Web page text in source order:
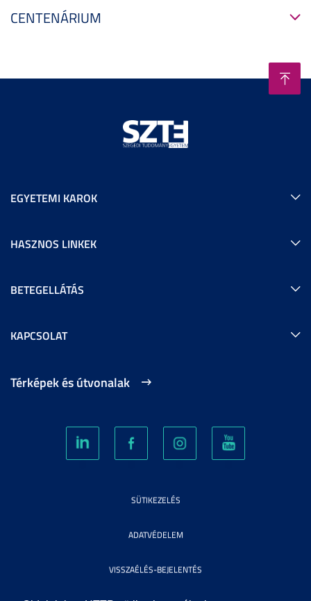
CENTENÁRIUM
EGYETEMI KAROK
HASZNOS LINKEK
BETEGELLÁTÁS
KAPCSOLAT
Térképek és útvonalak
SÜTIKEZELÉS
ADATVÉDELEM
VISSZAÉLÉS-BEJELENTÉS